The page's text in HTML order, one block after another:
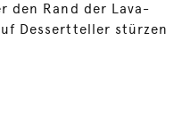
den Rand der Lava-
Dessertteller stürzen